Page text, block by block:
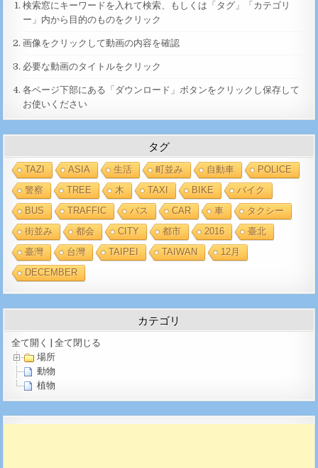
検索窓にキーワードを入れて検索、もしくは「タグ」「カテゴリ
ー」内から目的のものをクリック
画像をクリックして動画の内容を確認
必要な動画のタイトルをクリック
各ページ下部にある「ダウンロード」ボタンをクリックし保存して
お使いください
タグ
TAZI ASIA 生活 町並み 自動車
POLICE
警察
TREE 木 TAXI BIKE
バイク
BUS
TRAFFIC バス CAR 車
タクシー
街並み
都会 CITY 都市 2016
臺北
臺灣
台灣 TAIPEI TAIWAN
12月
DECEMBER
カテゴリ
全て開く |全て閉じる
場所
動物
植物